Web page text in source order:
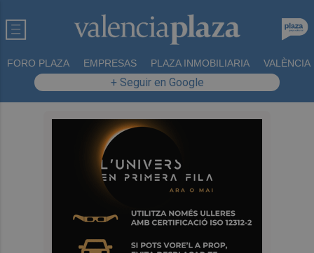
FORO PLAZA EMPRESAS PLAZA INMOBILIARIA VALÈNCIA
+ Seguir en Google